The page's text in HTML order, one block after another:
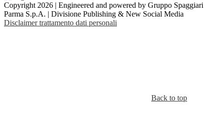
Copyright 2026 | Engineered and powered by Gruppo Spaggiari
Parma S.p.A. | Divisione Publishing & New Social Media
Disclaimer trattamento dati personali
Back to top